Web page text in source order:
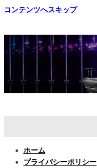
コンテンツへスキップ
ホーム
プライバシーポリシー